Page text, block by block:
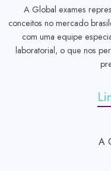
A Global exames
conceitos no mercado
com uma equipe
laboratorial, o que nos
A